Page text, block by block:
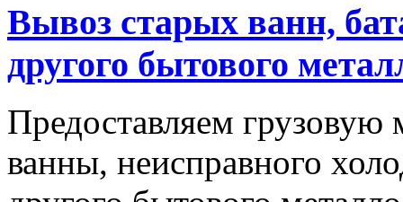
Вывоз старых ванн,
другого бытового
Предоставляем
ванны, неисправного